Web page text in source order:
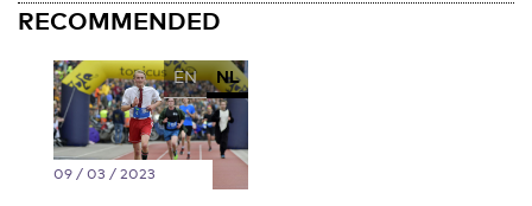
RECOMMENDED
EN NL
09 / 03 / 2023